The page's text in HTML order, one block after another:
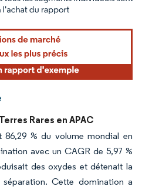
nécessite une attribution sous CC BY
Rares en APAC
86,29 % du volume mondial en
avec un CAGR de 5,97 %
des oxydes et détenait la
Cette domination a